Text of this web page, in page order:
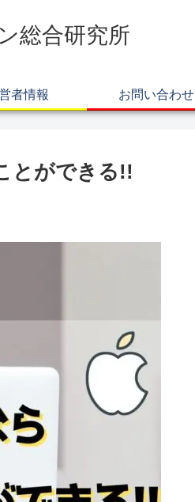
総合研究所
者情報 お問い合わせ
とができる!!